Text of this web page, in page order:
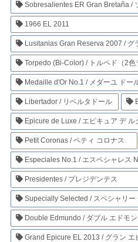
Sobresalientes ER Gran Bretaña /
1966 EL 2011
Lusitanias Gran Reserva 2007 / グ
Torpedo (Bi-Color) / トルペド（2色
Medaille d'Or No.1 / メダーユ ドー
Libertador / リベルタドール
Epicure de Luxe / エピキュア デ ル
Petit Coronas / ペティ コロナス
Especiales No.1 / エスペシャレス
Presidentes / プレジデンテス
Supecially Selected / スペシャリー
Double Edmundo / ダブル エドモ
Grand Epicure EL 2013 / グラン エ